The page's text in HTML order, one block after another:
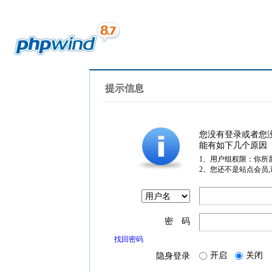
提示信息
您没有登录或者您
能有如下几个原因
1、用户组权限：你所
2、您还不是站点会员
密 码
找回密码
隐身登录 开启 关闭